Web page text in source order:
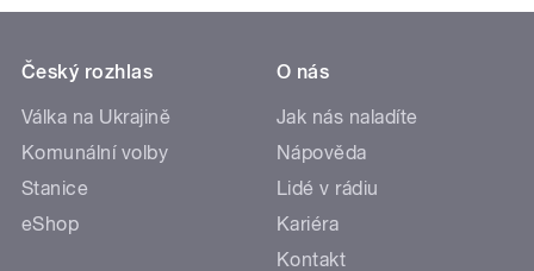
Český rozhlas
Válka na Ukrajině
Komunální volby
Stanice
eShop
O nás
Jak nás naladíte
Nápověda
Lidé v rádiu
Kariéra
Kontakt